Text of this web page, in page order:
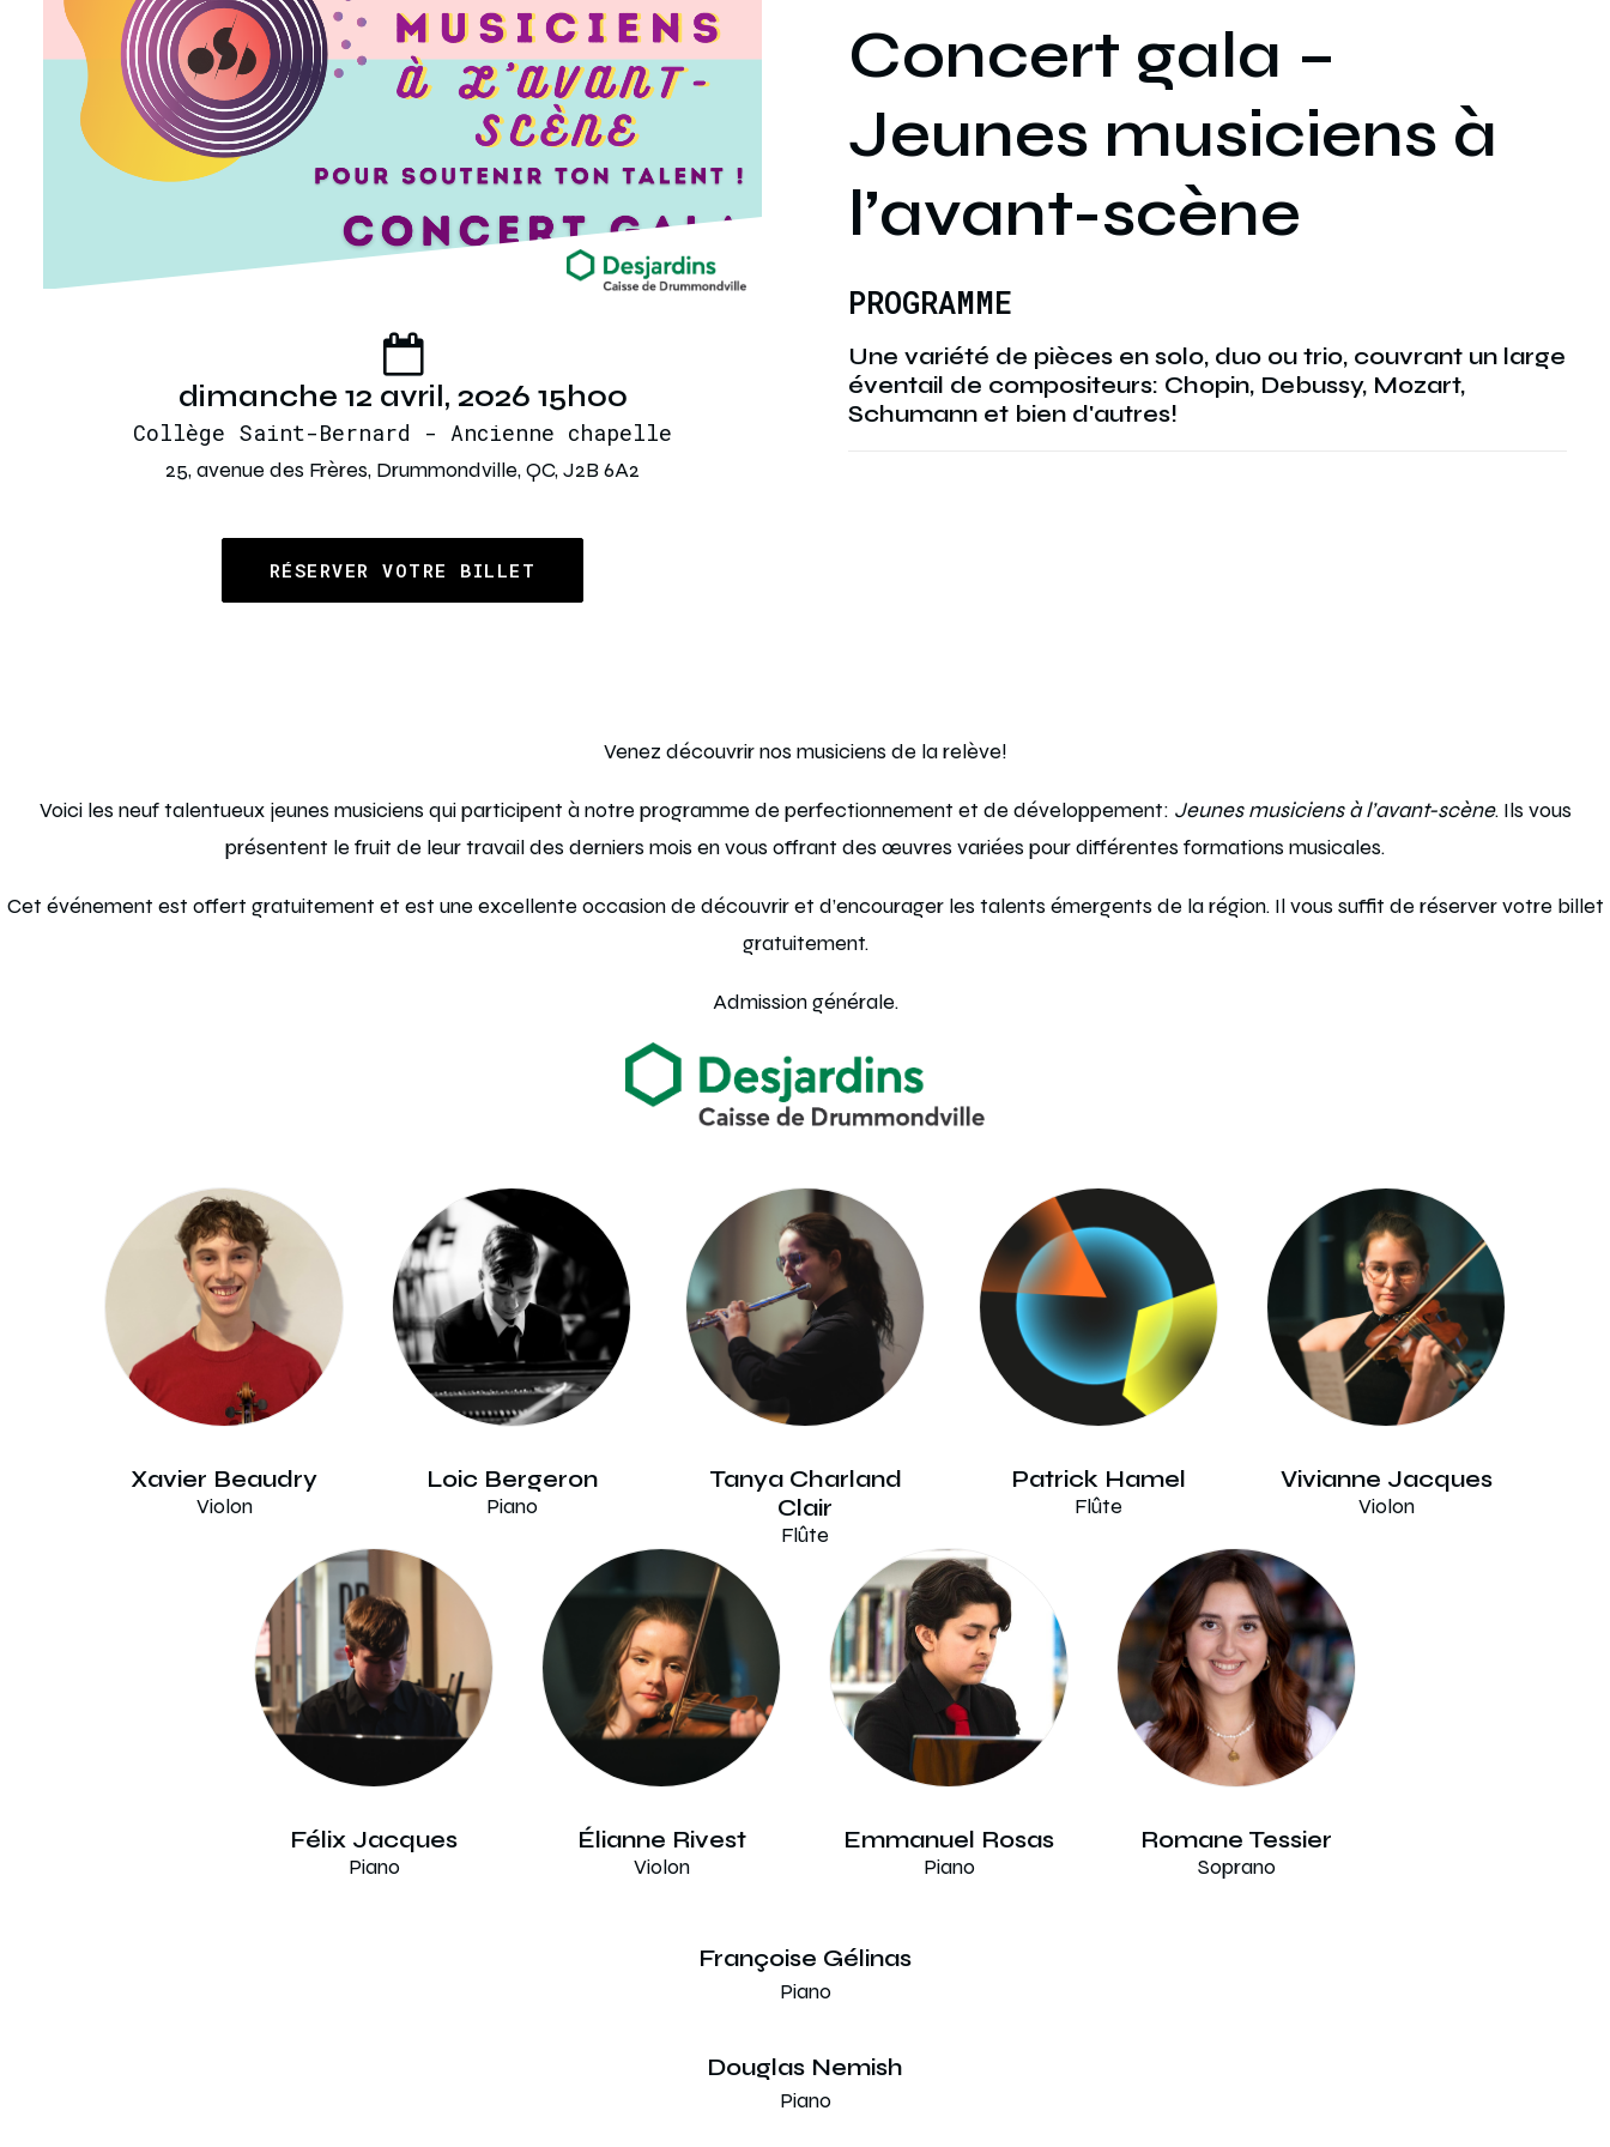
dimanche 12 avril, 2026 15h00
Collège Saint-Bernard - Ancienne chapelle
25, avenue des Frères, Drummondville, QC, J2B 6A2
RÉSERVER VOTRE BILLET
Concert gala –
Jeunes musiciens à
l’avant-scène
PROGRAMME
Une variété de pièces en solo, duo ou trio, couvrant un large
éventail de compositeurs: Chopin, Debussy, Mozart,
Schumann et bien d'autres!
Venez découvrir nos musiciens de la relève!
Voici les neuf talentueux jeunes musiciens qui participent à notre programme de perfectionnement et de développement: Jeunes musiciens à l’avant-scène. Ils vous
présentent le fruit de leur travail des derniers mois en vous offrant des œuvres variées pour différentes formations musicales.
Cet événement est offert gratuitement et est une excellente occasion de découvrir et d’encourager les talents émergents de la région. Il vous suffit de réserver votre billet
gratuitement.
Admission générale.
Xavier Beaudry
Violon
Loic Bergeron
Piano
Tanya Charland
Clair
Flûte
Patrick Hamel
Flûte
Vivianne Jacques
Violon
Félix Jacques
Piano
Élianne Rivest
Violon
Emmanuel Rosas
Piano
Romane Tessier
Soprano
Françoise Gélinas
Piano
Douglas Nemish
Piano